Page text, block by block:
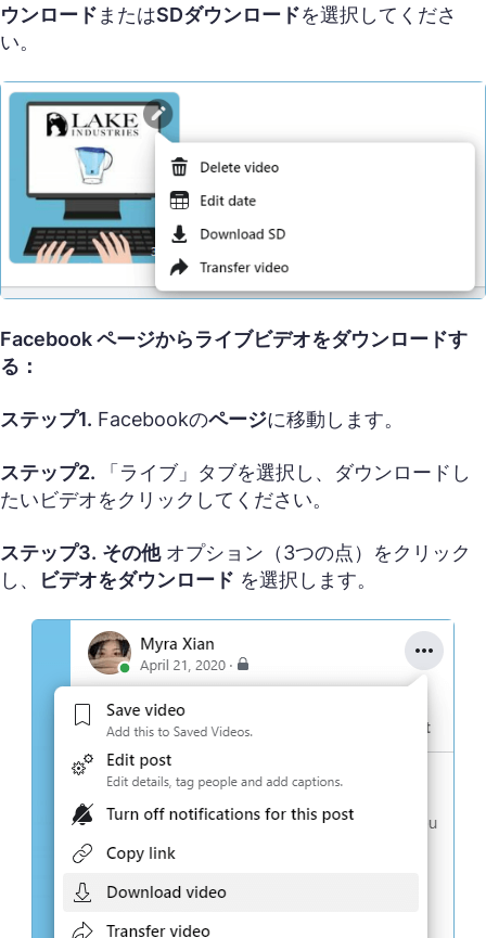
ウンロード またはSDダウンロードを選択してくださ
い。
Facebook ページからライブビデオをダウンロードす
る：
ステップ1. Facebookのページに移動します。
ステップ2.
「ライブ」タブを選択し、ダウンロードし
たいビデオをクリックしてください。
ステップ3. その他オプション（3つの点）をクリック
し、
ビデオをダウンロード を選択します。